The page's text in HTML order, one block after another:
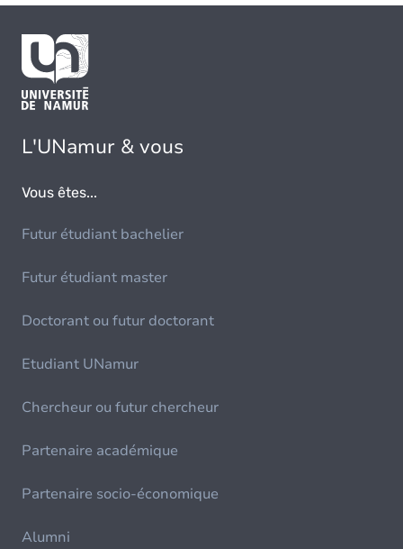
L'UNamur & vous
Vous êtes...
Futur étudiant bachelier
Futur étudiant master
Doctorant ou futur doctorant
Etudiant UNamur
Chercheur ou futur chercheur
Partenaire académique
Partenaire socio-économique
Alumni